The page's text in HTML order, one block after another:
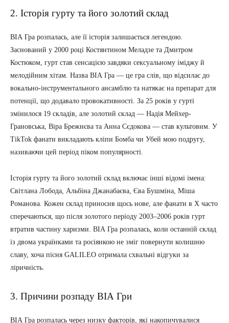
2. Історія гурту та його золотий склад
ВІА Гра розпалась, але її історія залишається легендою.
Заснований у 2000 році Костянтином Меладзе та Дмитром
Костюком, гурт став сенсацією завдяки сексуальному іміджу й
мелодійним хітам. Назва ВІА Гра — це гра слів, що відсилає до
вокально-інструментального ансамблю та натякає на препарат для
потенції, що додавало провокативності. За 25 років у гурті
змінилося 19 складів, але золотий склад — Надія Мейхер-
Грановська, Віра Брежнєва та Анна Сєдокова — став культовим. У
TikTok фанати викладають кліпи Бомба чи Убей мою подругу,
називаючи цей період піком популярності.
Історія гурту та його золотий склад включає інші відомі імена:
Світлана Лобода, Альбіна Джанабаєва, Єва Бушміна, Міша
Романова. Кожен склад приносив щось нове, але фанати в X часто
сперечаються, що після золотого періоду 2003–2006 років гурт
втратив частину харизми. ВІА Гра розпалась, коли останній склад
із двома українками та росіянкою не зміг повернути колишню
славу, хоча пісня GALILEO отримала схвальні відгуки за
ліричність.
3. Причини розпаду ВІА Гри
ВІА Гра розпалась через низку факторів, які накопичувалися